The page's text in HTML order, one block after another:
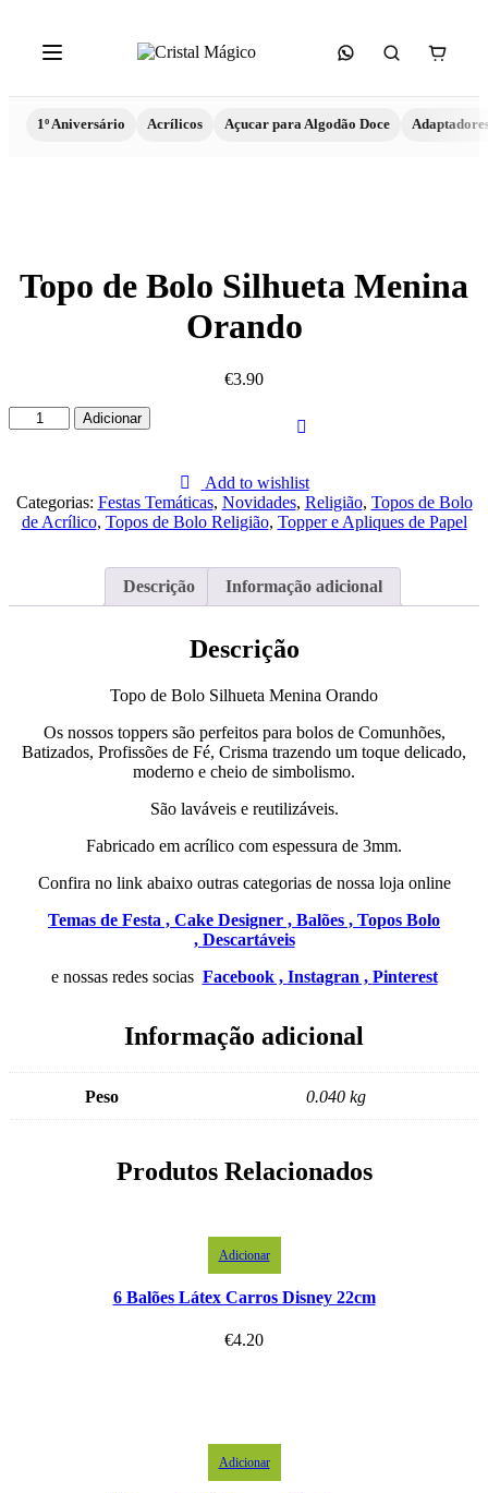
1º Aniversário Acrílicos Açucar para Algodão Doce
Topo de Bolo Silhueta Menina
Orando
€3.90
Quantidade
de
Bolo
Silhueta
Menina
Adicionar
Add to wishlist
Categorias: Festas Temáticas, Novidades, Religião, Topos de Bolo
de Acrílico, Topos de Bolo Religião, Topper e Apliques de Papel
Descrição Informação adicional
Descrição
Topo de Bolo Silhueta Menina Orando
Os nossos toppers são perfeitos para bolos de Comunhões,
Batizados, Profissões de Fé, Crisma trazendo um toque delicado,
moderno e cheio de simbolismo.
São laváveis e reutilizáveis.
Fabricado em acrílico com espessura de 3mm.
Confira no link abaixo outras categorias de nossa loja online
Temas de Festa , Cake Designer , Balões , Topos Bolo
, Descartáveis
e nossas redes socias Facebook , Instagran , Pinterest
Informação adicional
Peso 0.040 kg
Produtos Relacionados
Adicionar
6 Balões Látex Carros Disney 22cm
€4.20
Adicionar